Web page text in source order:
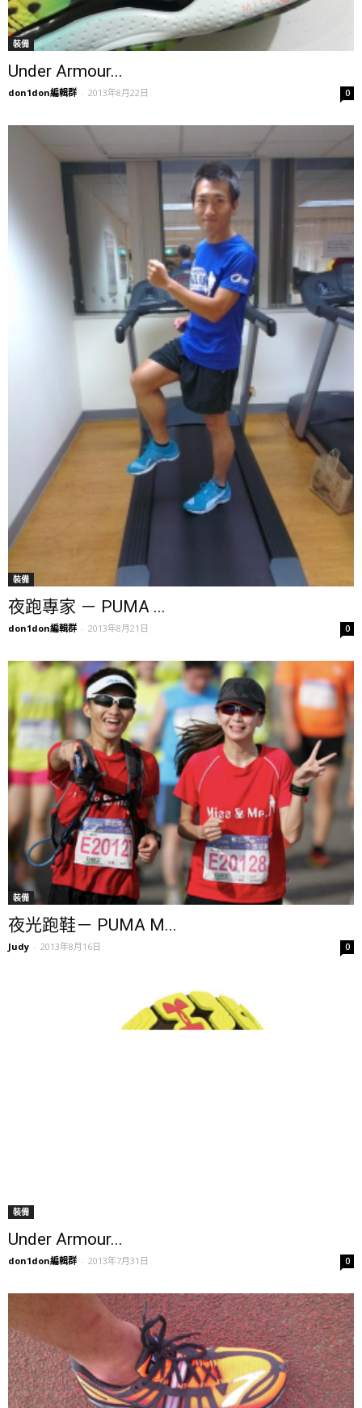
裝備
Under Armour...
don1don編輯群 - 2013年8月22日 0
裝備
夜跑專家 － PUMA ...
don1don編輯群 - 2013年8月21日 0
裝備
夜光跑鞋－ PUMA M...
Judy - 2013年8月16日 0
裝備
Under Armour...
don1don編輯群 - 2013年7月31日 0